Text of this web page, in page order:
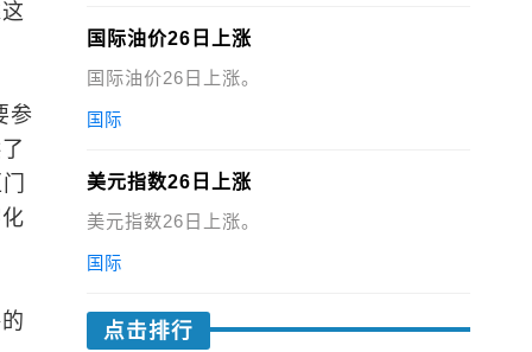
参
国际油价26日上涨
国际油价26日上涨。
国际
美元指数26日上涨
美元指数26日上涨。
国际
点击排行